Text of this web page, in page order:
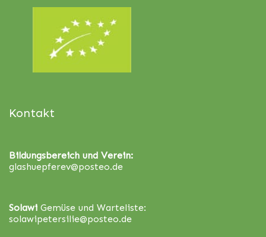
Kontakt
Bildungsbereich und Verein:
glashuepferev@posteo.de
Solawi Gemüse und Warteliste:
solawipetersilie@posteo.de